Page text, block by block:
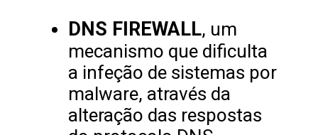
DNS FIREWALL, um
mecanismo que dificulta
a infeção de sistemas por
malware, através da
alteração das respostas